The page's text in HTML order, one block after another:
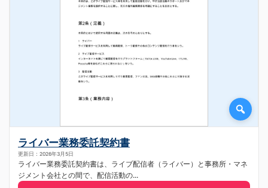
ライバー業務委託契約書
更新日：2026年3月5日
ライバー業務委託契約書は、ライブ配信者（ライバー）と事務所・マネ
ジメント会社との間で、配信活動の...